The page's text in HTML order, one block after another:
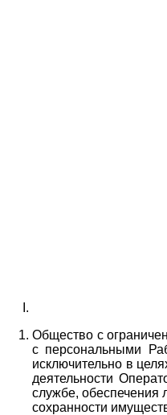
Общество с
с персональными
исключительно в
деятельности
службе, обеспечения
сохранности